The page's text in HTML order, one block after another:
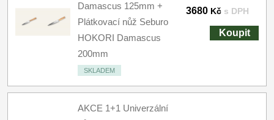
Damascus 125mm +
Plátkovací nůž Seburo
HOKORI Damascus
200mm
SKLADEM
3680 Kč s DPH
Koupit
AKCE 1+1 Univerzální